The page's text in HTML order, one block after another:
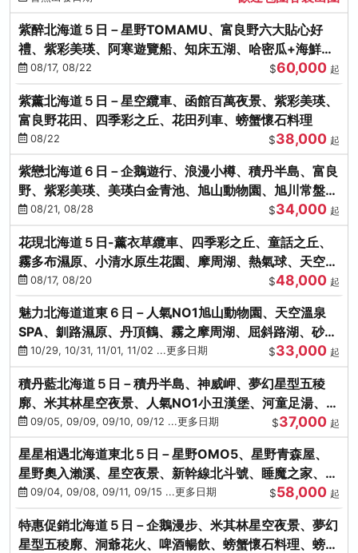
紫醉北海道５日－星野TOMAMU、富良野六大貼心好
禮、紫彩美瑛、阿寒遊覽船、知床五湖、哈密瓜+海鮮和
牛螃蟹吃到飽
08/17, 08/22 $60,000 起
紫薰北海道５日－星空纜車、函館百萬夜景、紫彩美瑛、
富良野花田、四季彩之丘、花田列車、螃蟹懷石料理
08/22 $38,000 起
紫戀北海道６日－企鵝遊行、浪漫小樽、積丹半島、富良
野、紫彩美瑛、美瑛白金青池、旭山動物園、旭川常盤旋
轉塔08/21, 08/28 $34,000 起
花現北海道５日-薰衣草纜車、四季彩之丘、童話之丘、
霧多布濕原、小清水原生花園、摩周湖、熱氣球、天空溫
泉SPA、螃蟹吃到飽
08/17, 08/20 $48,000 起
魅力北海道道東６日－人氣NO1旭山動物園、天空溫泉
SPA、釧路濕原、丹頂鶴、霧之摩周湖、屈斜路湖、砂湯
體驗10/29, 10/31, 11/01, 11/02 ...更多日期 $33,000 起
積丹藍北海道５日－積丹半島、神威岬、夢幻星型五稜
廓、米其林星空夜景、人氣NO1小丑漢堡、河童足湯、奇
幻燈遊步道、璀璨溪谷
09/05, 09/09, 09/10, 09/12 ...更多日期 $37,000 起
星星相遇北海道東北５日－星野OMO5、星野青森屋、
星野奧入瀨溪、星空夜景、新幹線北斗號、睡魔之家、十
和田湖(不進免稅店)
09/04, 09/08, 09/11, 09/15 ...更多日期 $58,000 起
特惠促銷北海道５日－企鵝漫步、米其林星空夜景、夢幻
星型五稜廓、洞爺花火、啤酒暢飲、螃蟹懷石料理、螃蟹